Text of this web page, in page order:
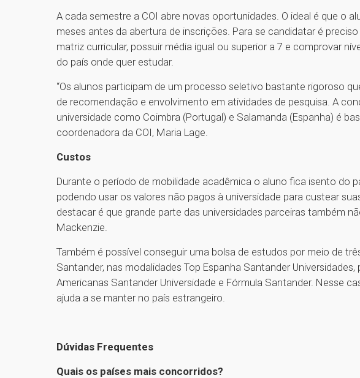
A cada semestre a COI abre novas oportunidades. O ideal é que o
meses antes da abertura de inscrições. Para se candidatar é
matriz curricular, possuir média igual ou superior a 7 e comprovar
do país onde quer estudar.
“Os alunos participam de um processo seletivo bastante rigoroso
de recomendação e envolvimento em atividades de pesquisa. A
universidade como Coimbra (Portugal) e Salamanda (Espanha) é
coordenadora da COI, Maria Lage.
Custos
Durante o período de mobilidade acadêmica o aluno fica isento do
podendo usar os valores não pagos à universidade para custear
destacar é que grande parte das universidades parceiras também
Mackenzie.
Também é possível conseguir uma bolsa de estudos por meio de
Santander, nas modalidades Top Espanha Santander
Americanas Santander Universidade e Fórmula Santander. Nesse
ajuda a se manter no país estrangeiro.
Dúvidas Frequentes
Quais os países mais concorridos?